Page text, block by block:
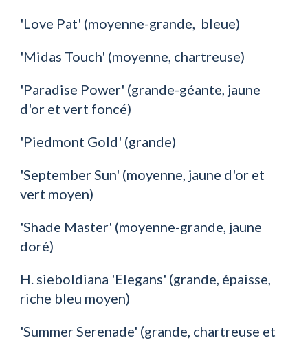
'Love Pat' (moyenne-grande,  bleue)
'Midas Touch' (moyenne, chartreuse)
'Paradise Power' (grande-géante, jaune
d'or et vert foncé)
'Piedmont Gold' (grande)
'September Sun' (moyenne, jaune d'or et
vert moyen)
'Shade Master' (moyenne-grande, jaune
doré)
H. sieboldiana 'Elegans' (grande, épaisse,
riche bleu moyen)
'Summer Serenade' (grande, chartreuse et